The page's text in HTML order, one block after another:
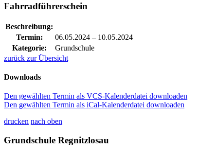
Fahrradführerschein
Beschreibung:
Termin:
06.05.2024 – 10.05.2024
Kategorie:
Grundschule
zurück zur Übersicht
Downloads
Den gewählten Termin als VCS-Kalenderdatei downloaden
Den gewählten Termin als iCal-Kalenderdatei downloaden
drucken nach oben
Grundschule Regnitzlosau